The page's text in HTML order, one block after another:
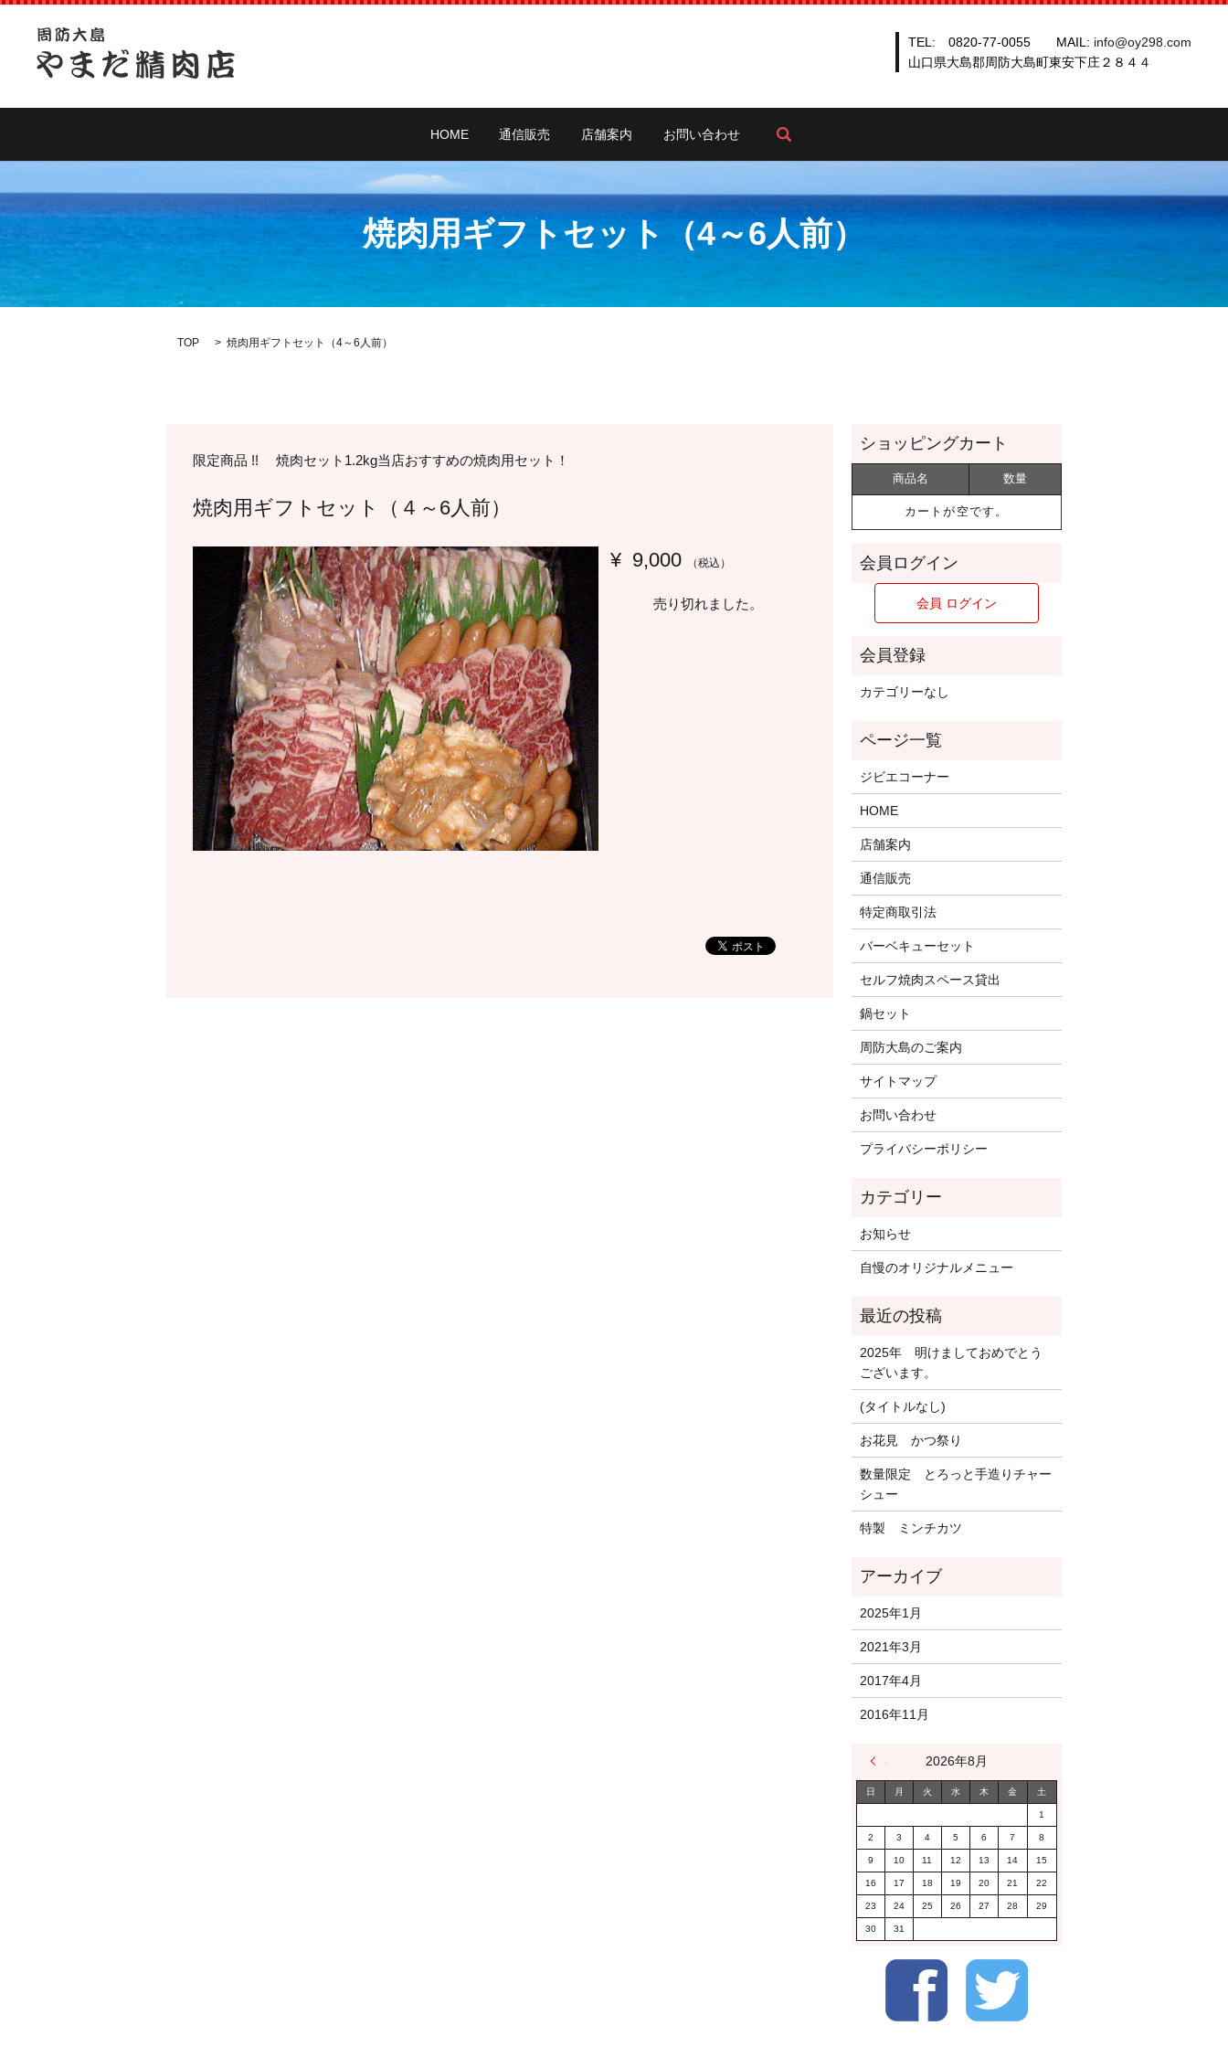
TEL: 0820-77-0055 MAIL: info@oy298.com
山口県大島郡周防大島町東安下庄２８４４
HOME 通信販売 店舗案内 お問い合わせ
焼肉用ギフトセット（4～6人前）
TOP 焼肉用ギフトセット（4～6人前）
限定商品 !! 焼肉セット1.2kg当店おすすめの焼肉用セット！
焼肉用ギフトセット（４～6人前）
¥ 9,000 （税込）
売り切れました。
商品名 数量
カートが空です。
カテゴリーなし
ジビエコーナー
HOME
店舗案内
通信販売
特定商取引法
バーベキューセット
セルフ焼肉スペース貸出
鍋セット
周防大島のご案内
サイトマップ
お問い合わせ
プライバシーポリシー
お知らせ
自慢のオリジナルメニュー
2025年 明けましておめでとう
ございます。
(タイトルなし)
お花見 かつ祭り
数量限定 とろっと手造りチャー
シュー
特製 ミンチカツ
2025年1月
2021年3月
2017年4月
2016年11月
2026年8月
日 月 火 水 木 金 土
1
2 3 4 5 6 7 8
9 10 11 12 13 14 15
16 17 18 19 20 21 22
23 24 25 26 27 28 29
30 31
Facebook Twitter